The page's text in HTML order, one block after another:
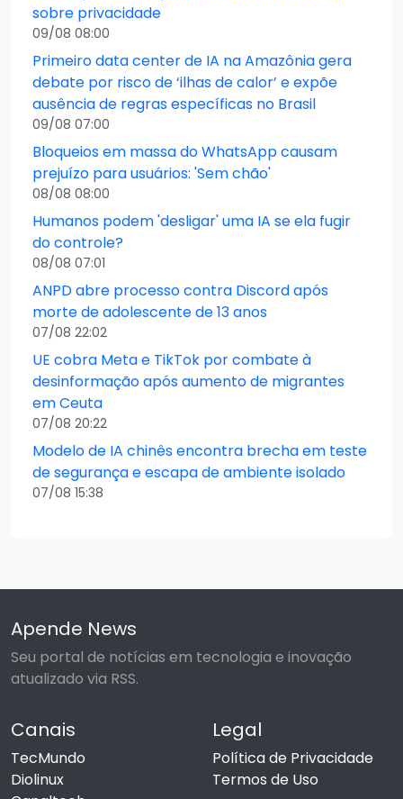
sobre privacidade
09/08 08:00
Primeiro data center de IA na Amazônia gera
debate por risco de ‘ilhas de calor’ e expõe
ausência de regras específicas no Brasil
09/08 07:00
Bloqueios em massa do WhatsApp causam
prejuízo para usuários: 'Sem chão'
08/08 08:00
Humanos podem 'desligar' uma IA se ela fugir
do controle?
08/08 07:01
ANPD abre processo contra Discord após
morte de adolescente de 13 anos
07/08 22:02
UE cobra Meta e TikTok por combate à
desinformação após aumento de migrantes
em Ceuta
07/08 20:22
Modelo de IA chinês encontra brecha em teste
de segurança e escapa de ambiente isolado
07/08 15:38
Apende News
Seu portal de notícias em tecnologia e inovação
atualizado via RSS.
Canais
TecMundo
Diolinux
Legal
Política de Privacidade
Termos de Uso